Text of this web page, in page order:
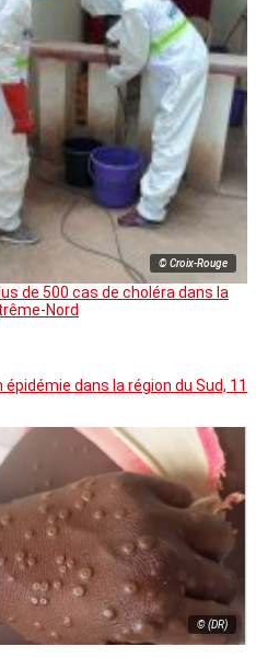
© Croix-Rouge
de 500 cas de choléra dans la
Nord
dans la région du Sud, 11
© (DR)